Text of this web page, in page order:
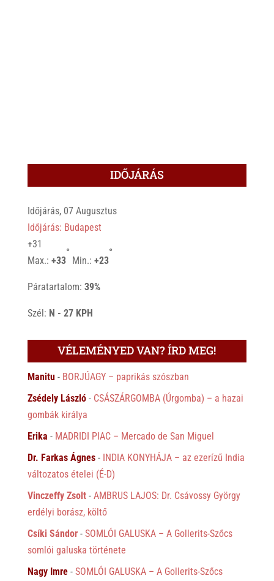
IDŐJÁRÁS
Időjárás, 07 Augusztus
Időjárás: Budapest
+31
Max.: +33
°
Min.: +23
°
Páratartalom: 39%
Szél: N - 27 KPH
VÉLEMÉNYED VAN? ÍRD MEG!
Manitu- BORJÚAGY – paprikás szószban
Zsédely László- CSÁSZÁRGOMBA (Úrgomba) – a hazai
gombák királya
Erika - MADRIDI PIAC – Mercado de San Miguel
Dr. Farkas Ágnes- INDIA KONYHÁJA – az ezerízű India
változatos ételei (É-D)
Vinczeffy Zsolt- AMBRUS LAJOS: Dr. Csávossy György
erdélyi borász, költő
Csíki Sándor- SOMLÓI GALUSKA – A Gollerits-Szőcs
somlói galuska története
Nagy Imre- SOMLÓI GALUSKA – A Gollerits-Szőcs